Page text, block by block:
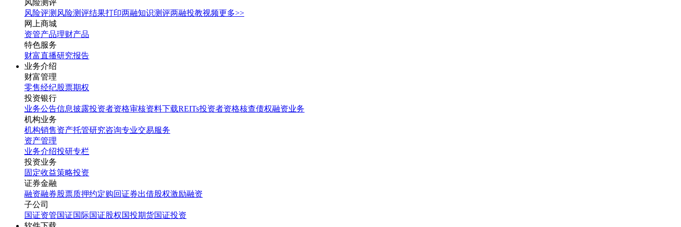
风险测评
风险评测 风险测评结果打印两融知识测评两融投教视频更多>>
网上商城
资管产品理财产品
特色服务
财富直播研究报告
业务介绍
财富管理
零售经纪股票期权
投资银行
业务公告信息披露投资者资格审核资料下载REITs投资者资格核查债权融资业务
机构业务
机构销售资产托管研究咨询专业交易服务
资产管理
业务介绍投研专栏
投资业务
固定收益策略投资
证券金融
融资融券股票质押约定购回证券出借股权激励融资
子公司
国证资管国证国际国证股权国投期货国证投资